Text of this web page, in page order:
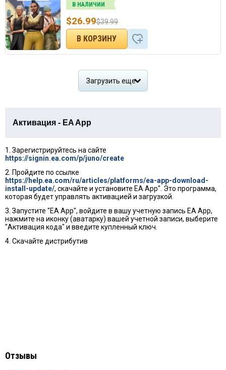
В НАЛИЧИИ
$39.99
$26.99
Загрузить еще
Активация - EA App
1. Зарегистрируйтесь на сайте
https://signin.ea.com/p/juno/create
2. Пройдите по ссылке
https://help.ea.com/ru/articles/platforms/ea-app-download-
install-update/, скачайте и установите EA App". Это программа,
которая будет управлять активацией и загрузкой.
3. Запустите "EA App", войдите в вашу учетную запись EA App,
нажмите на иконку (аватарку) вашей учетной записи, выберите
"Активация кода" и введите купленный ключ.
4. Скачайте дистрибутив
Отзывы